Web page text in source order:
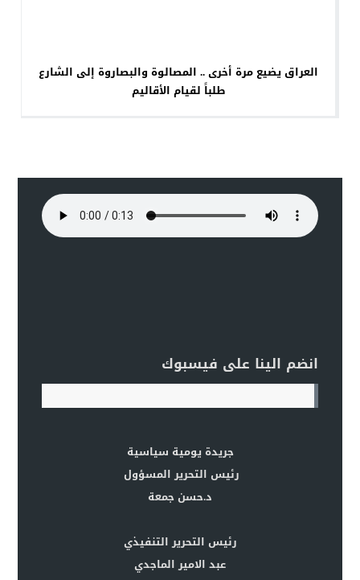
العراق يضيع مرة أخرى .. المصالوة والبصاروة إلى الشارع
طلباً لقيام الأقاليم
انضم الينا على فيسبوك
جريدة يومية سياسية
رئيس التحرير المسؤول
د.حسن جمعة
رئيس التحرير التنفيذي
عبد الامير الماجدي